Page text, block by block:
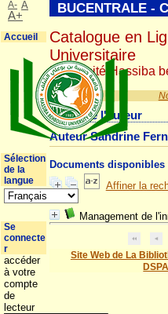
Détail de l'auteur
Auteur Sandrine
Documents
Affiner la
Management de
Site Web de La
BUCENTRALE -
Catalogue en
Universitaire
Université Hassiba
A- A
A+
Accueil
Sélection
de la
langue
Se
connecte
r
accéder
à votre
compte
de
lecteur